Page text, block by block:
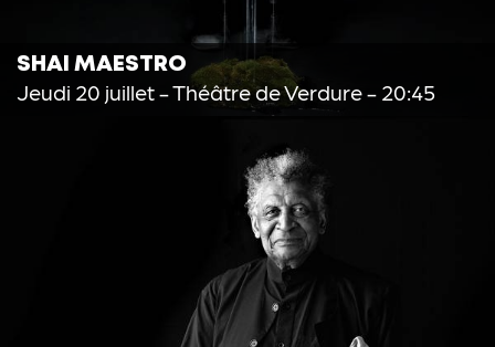
SHAI MAESTRO
Jeudi 20 juillet- Théâtre de Verdure - 20:45